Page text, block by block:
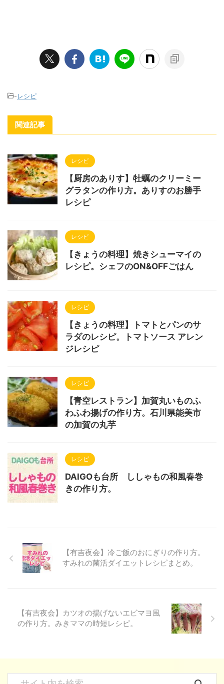
-レシピ
関連記事
レシピ
【厨房のありす】牡蠣のクリーミー
グラタンの作り方。ありすのお勝手
レシピ
レシピ
【きょうの料理】焼きシューマイの
レシピ。シェフのON&OFFごはん
レシピ
【きょうの料理】トマトとパンのサ
ラダのレシピ。トマトソース アレン
ジレシピ
レシピ
【青空レストラン】加賀丸いものふ
わふわ揚げの作り方。石川県能美市
の加賀の丸芋
レシピ
DAIGOも台所 ししゃもの和風春巻
きの作り方。
【有吉夜会】冷ご飯のおにぎりの作り方。
すみれの菌活ダイエットレシピまとめ。
【有吉夜会】カツオの揚げないエビマヨ風
の作り方。みきママの時短レシピ。